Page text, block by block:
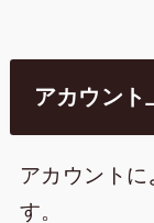
アカウント
アカウント
す。